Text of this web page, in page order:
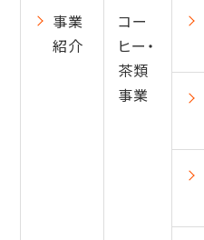
事業
紹介
コー
ヒー・
茶類
事業